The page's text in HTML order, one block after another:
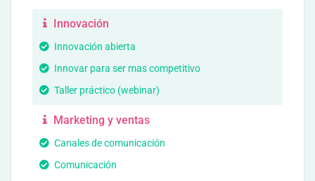
Innovación
Innovación abierta
Innovar para ser mas competitivo
Taller práctico (webinar)
Marketing y ventas
Canales de comunicación
Comunicación